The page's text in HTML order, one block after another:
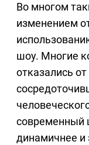
Во многом
изменением
шоу. Многие
отказались
современный
динамичнее и